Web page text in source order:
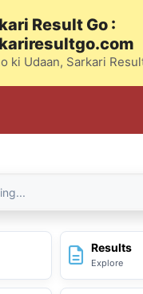
Result Go :
ki Udaan, Sarkari
Results
Explore